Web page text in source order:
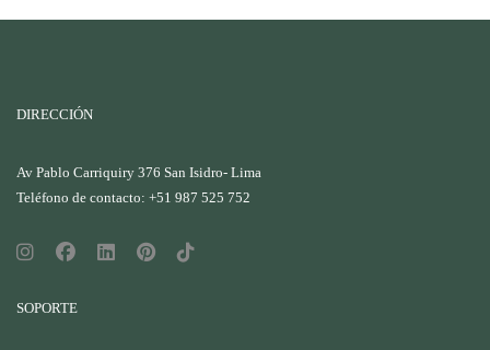
DIRECCIÓN
Av Pablo Carriquiry 376 San Isidro- Lima
Teléfono de contacto: +51 987 525 752
SOPORTE